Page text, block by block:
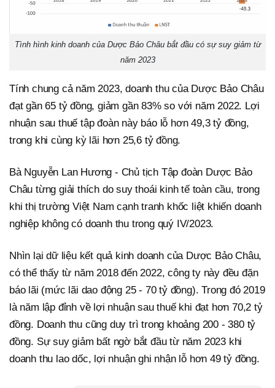
Tình hình kinh doanh của Dược Bảo Châu bắt đầu có sự suy giảm từ
năm 2023
Tính chung cả năm 2023, doanh thu của Dược Bảo Châu
đạt gần 65 tỷ đồng, giảm gần 83% so với năm 2022. Lợi
nhuận sau thuế tập đoàn này báo lỗ hơn 49,3 tỷ đồng,
trong khi cùng kỳ lãi hơn 25,6 tỷ đồng.
Bà Nguyễn Lan Hương - Chủ tịch Tập đoàn Dược Bảo
Châu từng giải thích do suy thoái kinh tế toàn cầu, trong
khi thị trường Việt Nam cạnh tranh khốc liệt khiến doanh
nghiệp không có doanh thu trong quý IV/2023.
Nhìn lại dữ liệu kết quả kinh doanh của Dược Bảo Châu,
có thể thấy từ năm 2018 đến 2022, công ty này đều đặn
báo lãi (mức lãi dao động 25 - 70 tỷ đồng). Trong đó 2019
là năm lập đỉnh về lợi nhuận sau thuế khi đạt hơn 70,2 tỷ
đồng. Doanh thu cũng duy trì trong khoảng 200 - 380 tỷ
đồng. Sự suy giảm bất ngờ bắt đầu từ năm 2023 khi
doanh thu lao dốc, lợi nhuận ghi nhận lỗ hơn 49 tỷ đồng.